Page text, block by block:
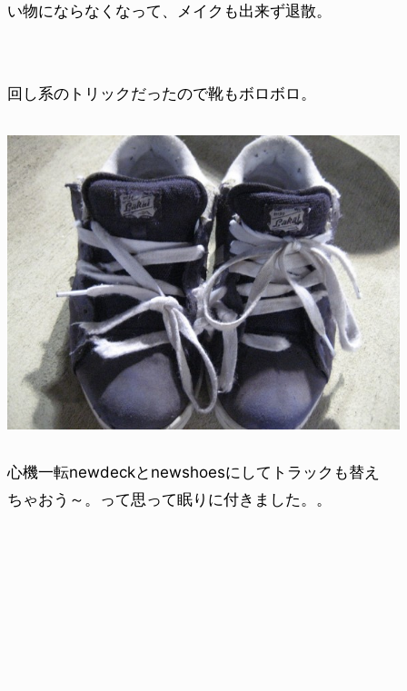
い物にならなくなって、メイクも出来ず退散。
回し系のトリックだったので靴もボロボロ。
心機一転newdeckとnewshoesにしてトラックも替え
ちゃおう～。って思って眠りに付きました。。